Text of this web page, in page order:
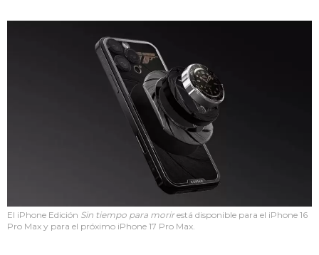
El iPhone Edición Sin tiempo para morirestá disponible para el iPhone 16
Pro Max y para el próximo iPhone 17 Pro Max.